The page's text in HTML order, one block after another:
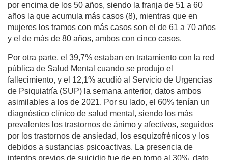
por encima de los 50 años, siendo la franja de 51 a 60
años la que acumula más casos (8), mientras que en
mujeres los tramos con más casos son el de 61 a 70 años
y el de más de 80 años, ambos con cinco casos.
Por otra parte, el 39,7% estaban en tratamiento con la red
pública de Salud Mental cuando se produjo el
fallecimiento, y el 12,1% acudió al Servicio de Urgencias
de Psiquiatría (SUP) la semana anterior, datos ambos
asimilables a los de 2021. Por su lado, el 60% tenían un
diagnóstico clínico de salud mental, siendo los más
prevalentes los trastornos de ánimo y afectivos, seguidos
por los trastornos de ansiedad, los esquizofrénicos y los
debidos a sustancias psicoactivas. La presencia de
intentos previos de suicidio fue de en torno al 30%, dato